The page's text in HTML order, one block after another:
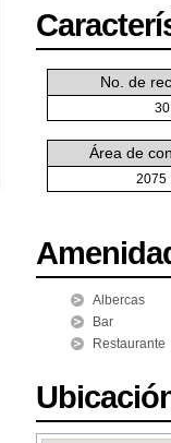
No. de
30
Área de
2075
Albercas
Bar
Restaurante